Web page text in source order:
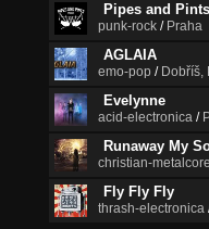
Pipes and Pints
punk-rock / Praha
AGLAIA
emo-pop / Dobříš,
Evelynne
acid-electronica /
Runaway My
christian-metalcore
Fly Fly Fly
thrash-electronica